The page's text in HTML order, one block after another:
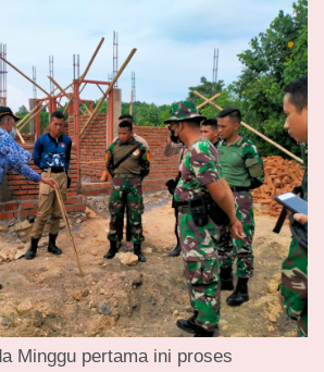
Minggu pertama ini proses